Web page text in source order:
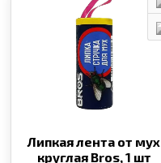
Липкая лента от мух
круглая Bros,1 шт